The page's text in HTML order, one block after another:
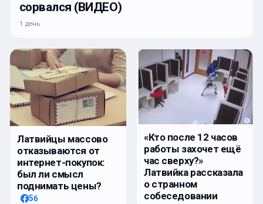
сорвался (ВИДЕО)
1 день
Латвийцы массово
отказываются от
интернет-покупок:
был ли смысл
поднимать цены?
56
«Кто после 12 часов
работы захочет ещё
час сверху?»
Латвийка рассказала
о странном
собеседовании